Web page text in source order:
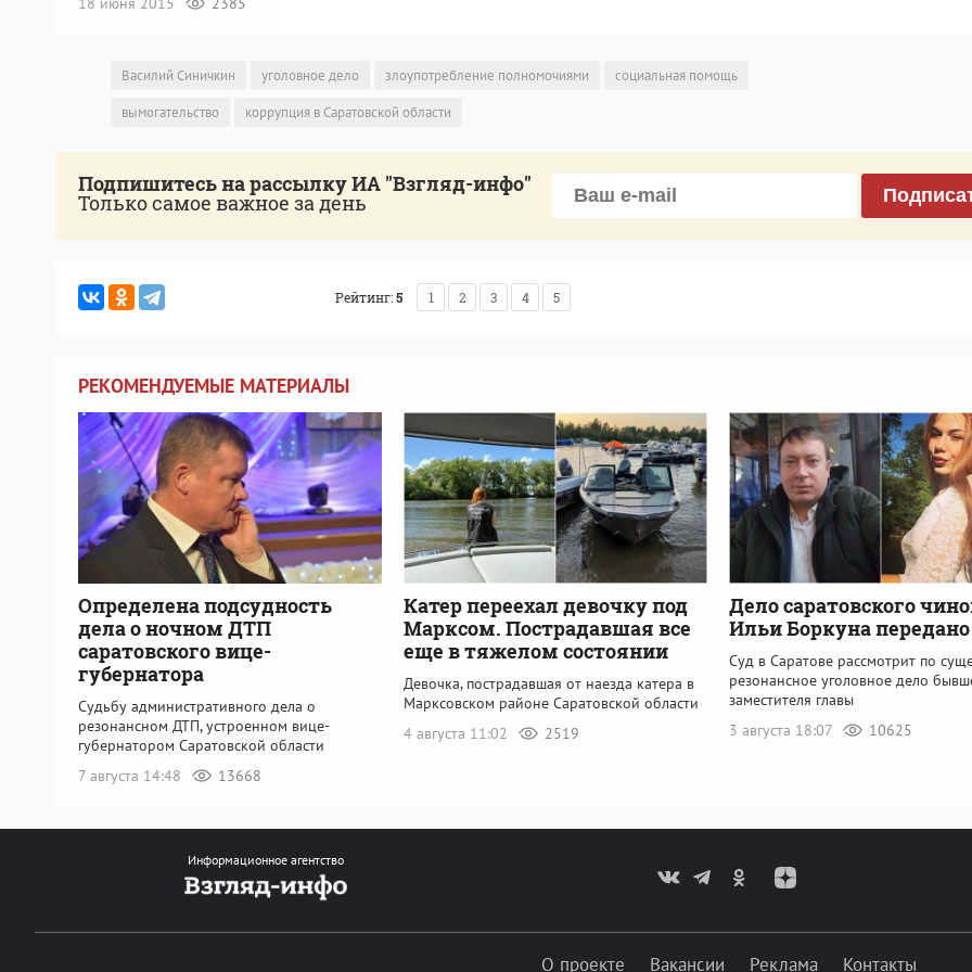
Василий Синичкин уголовное дело злоупотребление полномочиями
социальная помощь
вымогательство
коррупция в Саратовской области
Подпишитесь на рассылку ИА "Взгляд-инфо"
Только самое важное за день
Рейтинг:5 1 2 3 4 5
РЕКОМЕНДУЕМЫЕ МАТЕРИАЛЫ
Определена подсудность
дела о ночном ДТП
саратовского вице-
губернатора
Судьбу административного дела о
резонансном ДТП, устроенном вице-
губернатором Саратовской области
7 августа 14:48
13668
Катер переехал девочку под
Марксом. Пострадавшая все
еще в тяжелом состоянии
Девочка, пострадавшая от наезда катера в
Марксовском районе Саратовской области
4 августа 11:02
2519
Дело саратовского
Ильи Боркуна передано
Суд в Саратове рассмотрит по
резонансное уголовное дело
заместителя главы
3 августа 18:07
10625
Информационное агентство
О проекте Вакансии Реклама Контакты